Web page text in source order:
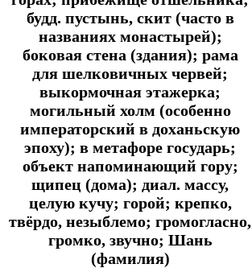
будд. пустынь, скит (часто в
названиях монастырей);
боковая стена (здания); рама
для шелковичных червей;
выкормочная этажерка;
могильный холм (особенно
императорский в доханьскую
эпоху); в метафоре государь;
объект напоминающий гору;
щипец (дома); диал. массу,
целую кучу; горой; крепко,
твёрдо, незыблемо; громогласно,
громко, звучно; Шань
(фамилия)